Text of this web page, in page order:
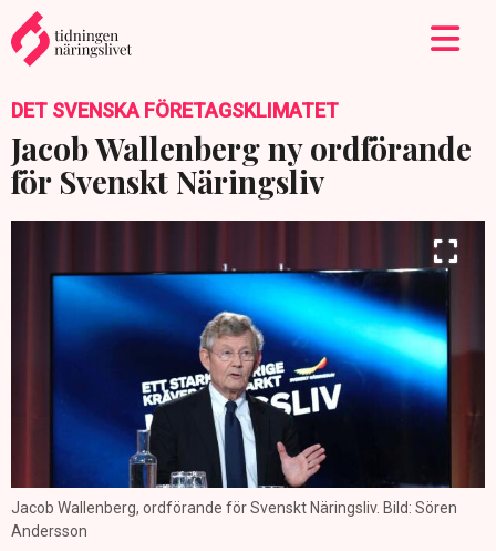
DET SVENSKA FÖRETAGSKLIMATET
Jacob Wallenberg ny ordförande
för Svenskt Näringsliv
Jacob Wallenberg, ordförande för Svenskt Näringsliv. Bild: Sören
Andersson